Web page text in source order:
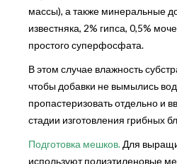
массы), а также минеральные
известняка, 2% гипса, 0,5%
простого суперфосфата.
В этом случае влажность
чтобы добавки не вымылись
пропастеризовать отдельно и
стадии изготовления грибных
Подготовка мешков. Для
используют полиэтиленовые